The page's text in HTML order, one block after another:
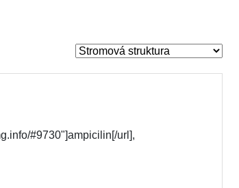
#9730"]ampicilin[/url],